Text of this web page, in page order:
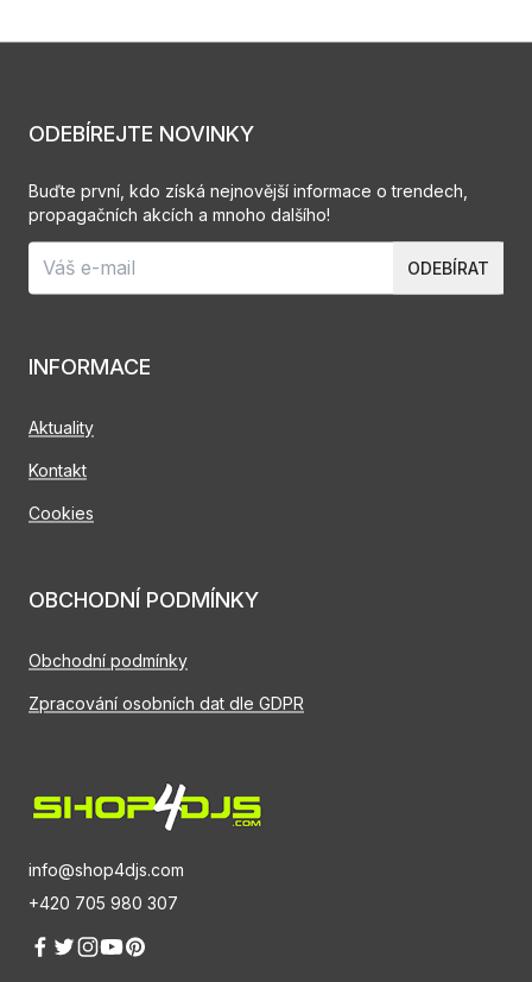
info@shop4djs.com
+420 705 980 307
INFORMACE
Aktuality
Kontakt
Cookies
OBCHODNÍ PODMÍNKY
Obchodní podmínky
Zpracování osobních dat dle GDPR
ODEBÍREJTE NOVINKY
Buďte první, kdo získá nejnovější informace o trendech,
propagačních akcích a mnoho dalšího!
ODEBÍRAT